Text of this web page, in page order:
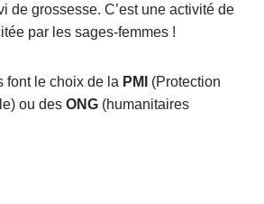
de grossesse. C’est une activité de
par les sages-femmes !
font le choix de la PMI
(Protection
ou des ONG (humanitaires